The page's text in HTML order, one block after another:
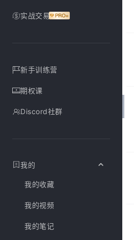
实战交易
新手训练营
期权课
Discord社群
我的
我的收藏
我的视频
我的笔记